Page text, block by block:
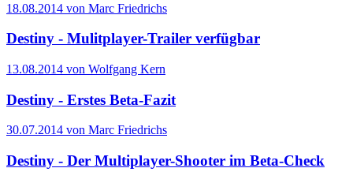
18.08.2014 von Marc Friedrichs
Destiny - Mulitplayer-Trailer verfügbar
13.08.2014 von Wolfgang Kern
Destiny - Erstes Beta-Fazit
30.07.2014 von Marc Friedrichs
Destiny - Der Multiplayer-Shooter im Beta-Check